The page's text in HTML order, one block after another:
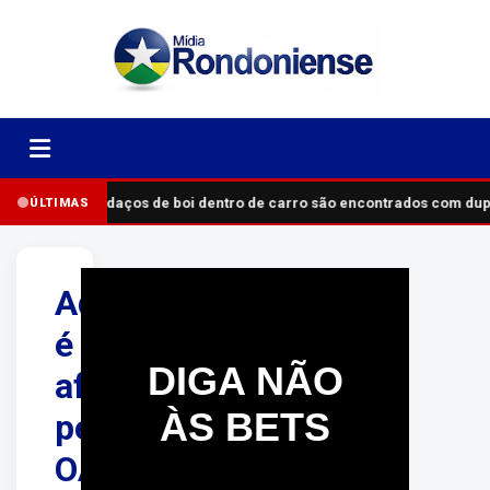
ÚLTIMASPedaços de boi dentro de carro são encontrados com
Advogado
é
afastado
pela
OAB-
DIGA NÃO
ÀS BETS